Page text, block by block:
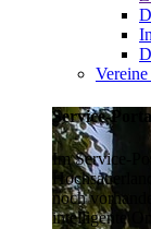
Service-
Im Service-
noch
intelligente